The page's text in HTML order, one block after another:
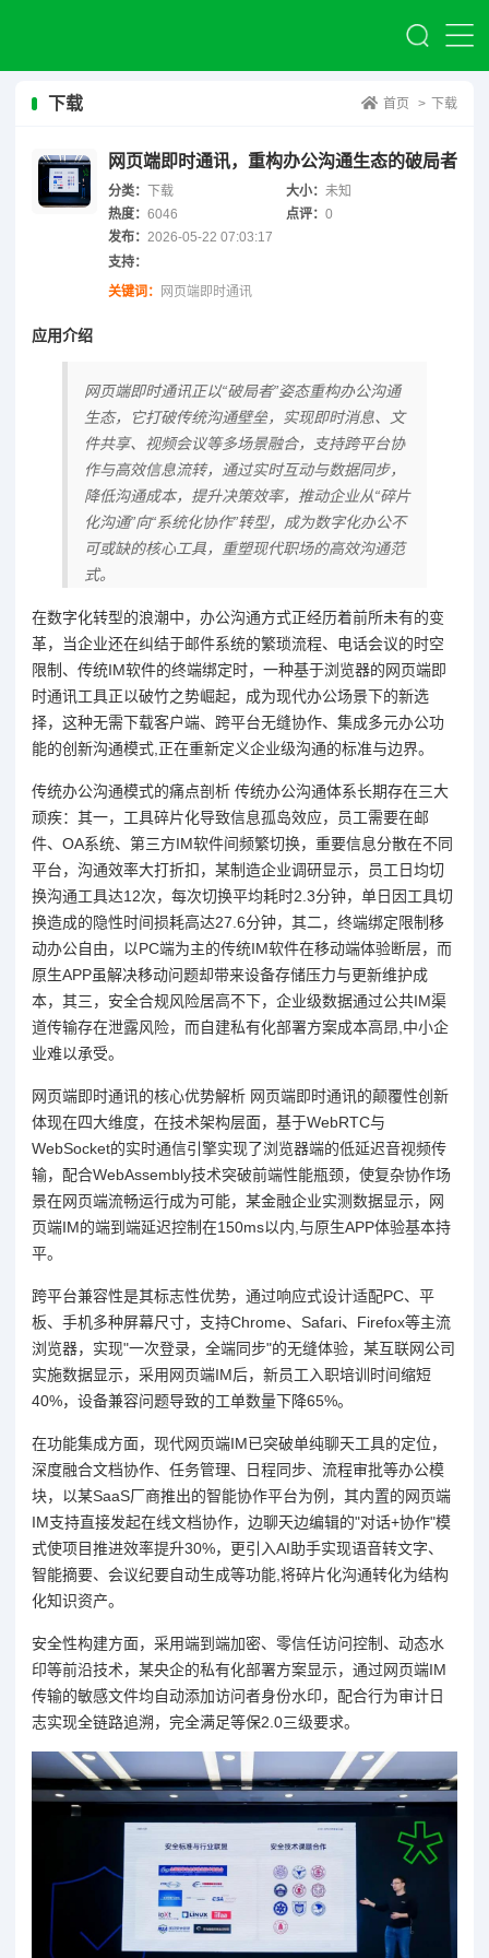
下载 首页 > 下载
网页端即时通讯，重构办公沟通生态的破局者
分类： 下载 大小：未知
热度： 6046 点评：0
发布： 2026-05-22 07:03:17
支持：
关键词：
网页端即时通讯
应用介绍
网页端即时通讯正以“破局者”姿态重构办公沟通
生态，它打破传统沟通壁垒，实现即时消息、文
件共享、视频会议等多场景融合，支持跨平台协
作与高效信息流转，通过实时互动与数据同步，
降低沟通成本，提升决策效率，推动企业从“碎片
化沟通”向“系统化协作”转型，成为数字化办公不
可或缺的核心工具，重塑现代职场的高效沟通范
式。
在数字化转型的浪潮中，办公沟通方式正经历着前所未有的变
革，当企业还在纠结于邮件系统的繁琐流程、电话会议的时空
限制、传统IM软件的终端绑定时，一种基于浏览器的网页端即
时通讯工具正以破竹之势崛起，成为现代办公场景下的新选
择，这种无需下载客户端、跨平台无缝协作、集成多元办公功
能的创新沟通模式,正在重新定义企业级沟通的标准与边界。
传统办公沟通模式的痛点剖析 传统办公沟通体系长期存在三大
顽疾：其一，工具碎片化导致信息孤岛效应，员工需要在邮
件、OA系统、第三方IM软件间频繁切换，重要信息分散在不同
平台，沟通效率大打折扣，某制造企业调研显示，员工日均切
换沟通工具达12次，每次切换平均耗时2.3分钟，单日因工具切
换造成的隐性时间损耗高达27.6分钟，其二，终端绑定限制移
动办公自由，以PC端为主的传统IM软件在移动端体验断层，而
原生APP虽解决移动问题却带来设备存储压力与更新维护成
本，其三，安全合规风险居高不下，企业级数据通过公共IM渠
道传输存在泄露风险，而自建私有化部署方案成本高昂,中小企
业难以承受。
网页端即时通讯的核心优势解析 网页端即时通讯的颠覆性创新
体现在四大维度，在技术架构层面，基于WebRTC与
WebSocket的实时通信引擎实现了浏览器端的低延迟音视频传
输，配合WebAssembly技术突破前端性能瓶颈，使复杂协作场
景在网页端流畅运行成为可能，某金融企业实测数据显示，网
页端IM的端到端延迟控制在150ms以内,与原生APP体验基本持
平。
跨平台兼容性是其标志性优势，通过响应式设计适配PC、平
板、手机多种屏幕尺寸，支持Chrome、Safari、Firefox等主流
浏览器，实现"一次登录，全端同步"的无缝体验，某互联网公司
实施数据显示，采用网页端IM后，新员工入职培训时间缩短
40%，设备兼容问题导致的工单数量下降65%。
在功能集成方面，现代网页端IM已突破单纯聊天工具的定位，
深度融合文档协作、任务管理、日程同步、流程审批等办公模
块，以某SaaS厂商推出的智能协作平台为例，其内置的网页端
IM支持直接发起在线文档协作，边聊天边编辑的"对话+协作"模
式使项目推进效率提升30%，更引入AI助手实现语音转文字、
智能摘要、会议纪要自动生成等功能,将碎片化沟通转化为结构
化知识资产。
安全性构建方面，采用端到端加密、零信任访问控制、动态水
印等前沿技术，某央企的私有化部署方案显示，通过网页端IM
传输的敏感文件均自动添加访问者身份水印，配合行为审计日
志实现全链路追溯，完全满足等保2.0三级要求。